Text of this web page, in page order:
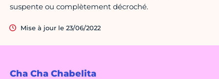
Cha Cha Chabelita
suspente ou complètement décroché.
Mise à jour le 23/06/2022